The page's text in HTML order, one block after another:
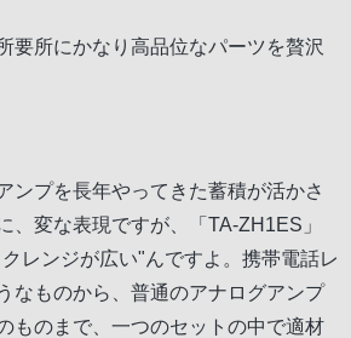
要所にかなり高品位なパーツを贅沢
ンプを長年やってきた蓄積が活かさ
、変な表現ですが、「TA-ZH1ES」
レンジが広い"んですよ。携帯電話レ
なものから、普通のアナログアンプ
ものまで、一つのセットの中で適材